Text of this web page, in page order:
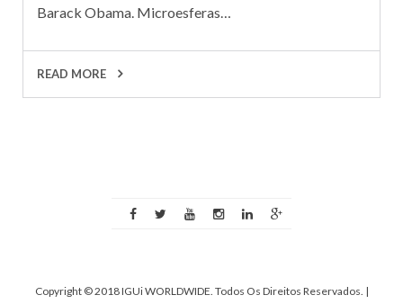
Barack Obama. Microesferas…
READ MORE
Copyright © 2018 IGUi WORLDWIDE. Todos Os Direitos Reservados. |